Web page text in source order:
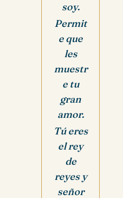
soy.
Permit
e que
les
muestr
e tu
gran
amor.
Tú eres
el rey
de
reyes y
señor